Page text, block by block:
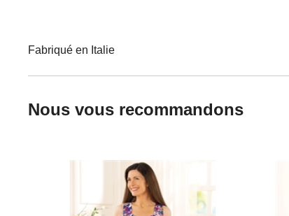
Fabriqué en Italie
Nous vous recommandons